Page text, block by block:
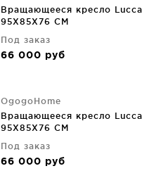
Вращающееся кресло Lucca
95X85X76 CM
Под заказ
66 000 руб
OgogoHome
Вращающееся кресло Lucca
95X85X76 CM
Под заказ
66 000 руб